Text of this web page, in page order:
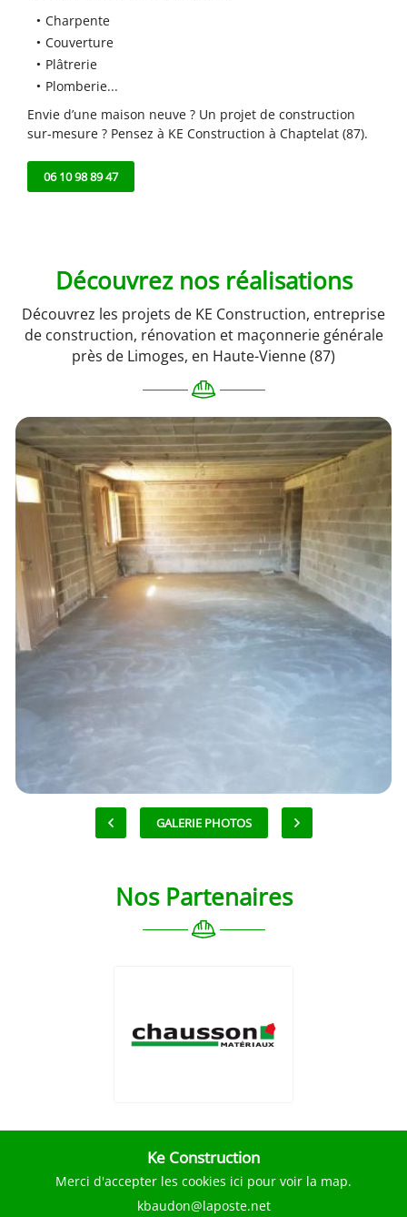
Charpente
Couverture
Plâtrerie
Plomberie...
Envie d’une maison neuve ? Un projet de construction
sur-mesure ? Pensez à KE Construction à Chaptelat (87).
06 10 98 89 47
Découvrez nos réalisations
Découvrez les projets de KE Construction, entreprise
de construction, rénovation et maçonnerie générale
près de Limoges, en Haute-Vienne (87)
GALERIE PHOTOS
Nos Partenaires
Ke Construction
Merci d'accepter les cookies ici pour voir la map.